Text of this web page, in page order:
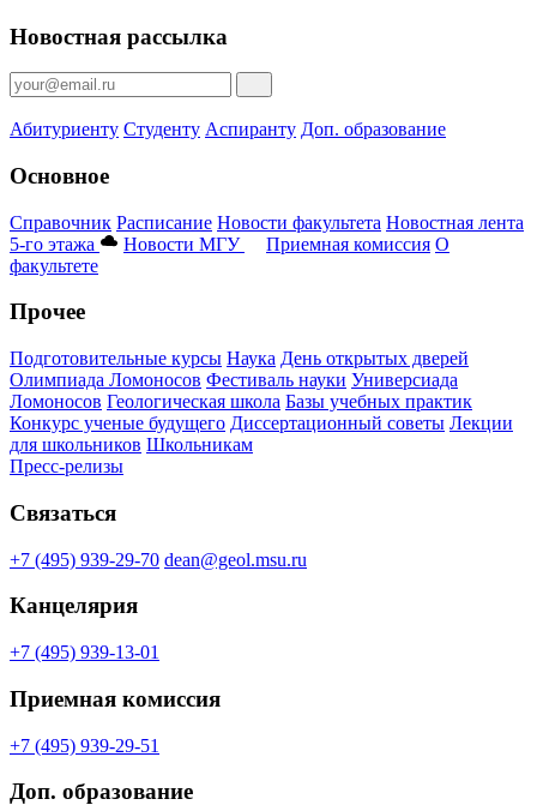
Новостная рассылка
Абитуриенту Студенту Аспиранту Доп. образование
Основное
Справочник Расписание Новости факультета Новостная лента
5-го этажа
Новости МГУ Приемная комиссия О
факультете
Прочее
Подготовительные курсы Наука День открытых дверей
Олимпиада Ломоносов Фестиваль науки Универсиада
Ломоносов Геологическая школа Базы учебных практик
Конкурс ученые будущего Диссертационный советы Лекции
для школьников Школьникам
Пресс-релизы
Связаться
+7 (495) 939-29-70 dean@geol.msu.ru
Канцелярия
+7 (495) 939-13-01
Приемная комиссия
+7 (495) 939-29-51
Доп. образование